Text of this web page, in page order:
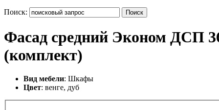
Поиск: Поиск
Фасад средний Эконом ДСП
(комплект)
Вид мебели: Шкафы
Цвет: венге, дуб